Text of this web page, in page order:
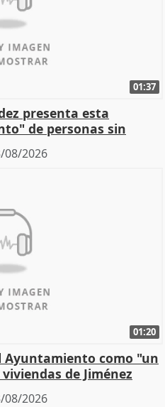
01:37
presenta esta
de personas sin
08/2026
01:20
como "un
de Jiménez
08/2026